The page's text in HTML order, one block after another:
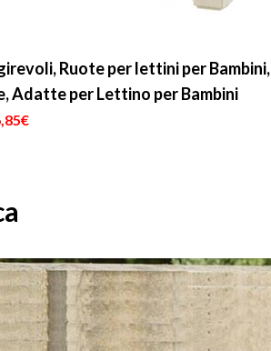
Ruote per lettini per Bambini,
Adatte per Lettino per Bambini